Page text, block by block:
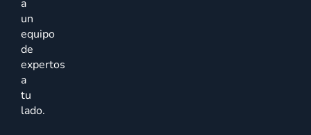
a
un
equipo
de
expertos
a
tu
lado.